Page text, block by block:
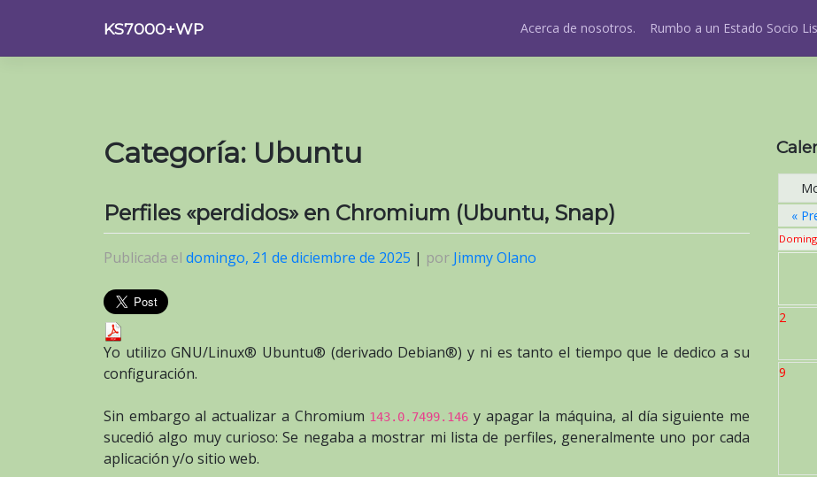
contenido
KS7000+WP Acerca de nosotros. Rumbo a un Estado Socio
Categoría: Ubuntu
Perfiles «perdidos» en Chromium (Ubuntu, Snap)
Publicada el domingo, 21 de diciembre de 2025 | por Jimmy Olano
Yo utilizo GNU/Linux® Ubuntu® (derivado Debian®) y ni es tanto el tiempo que le dedico a su
configuración.
Sin embargo al actualizar a Chromium 143.0.7499.146 y apagar la máquina, al día siguiente me
sucedió algo muy curioso: Se negaba a mostrar mi lista de perfiles, generalmente uno por cada
aplicación y/o sitio web.
«
2
9